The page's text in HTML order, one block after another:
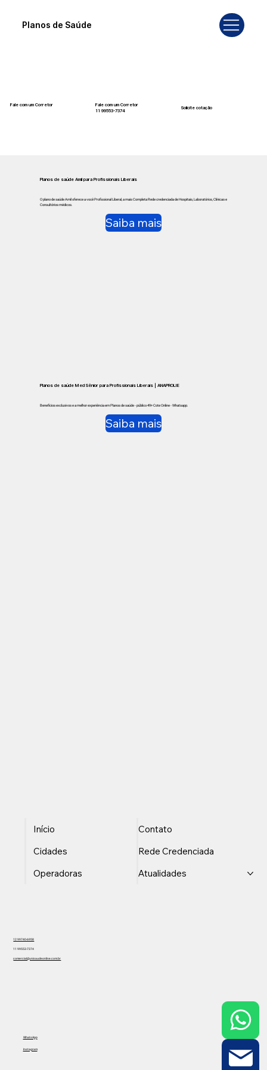
Planos de Saúde
Planos de saúde Amil para Profissionais Liberais
O plano de saúde Amil oferece a você Profissional Liberal, a mais Completa Rede credenciada de Hospitais, Laboratórios, Clínicas e
Consultórios médicos.
Saiba mais
Planos de saúde Med Sênior para Profissionais Liberais | ANAPROLIE
Benefícios exclusivos e a melhor experiência em Planos de saúde - público 49+ Cote Online - Whatsapp.
Saiba mais
Fale com um Corretor
Fale com um Corretor
11 99553-7374
Solicite cotação
Início
Cidades
Operadoras
Contato
Rede Credenciada
Atualidades
12 99740-6958
11 99553-7374
comercial@unisaudeonline.com.br
WhatsApp
Instagram